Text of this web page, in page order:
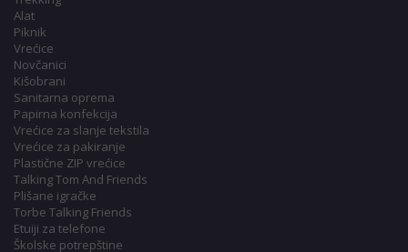
Alat
Piknik
Vrećice
Novčanici
Kišobrani
Sanitarna oprema
Papirna konfekcija
Vrećice za slanje tekstila
Vrećice za pakiranje
Plastične ZIP vrećice
Talking Tom And Friends
Plišane igračke
Torbe Talking Friends
Etuiji za telefone
Školske potrepštine